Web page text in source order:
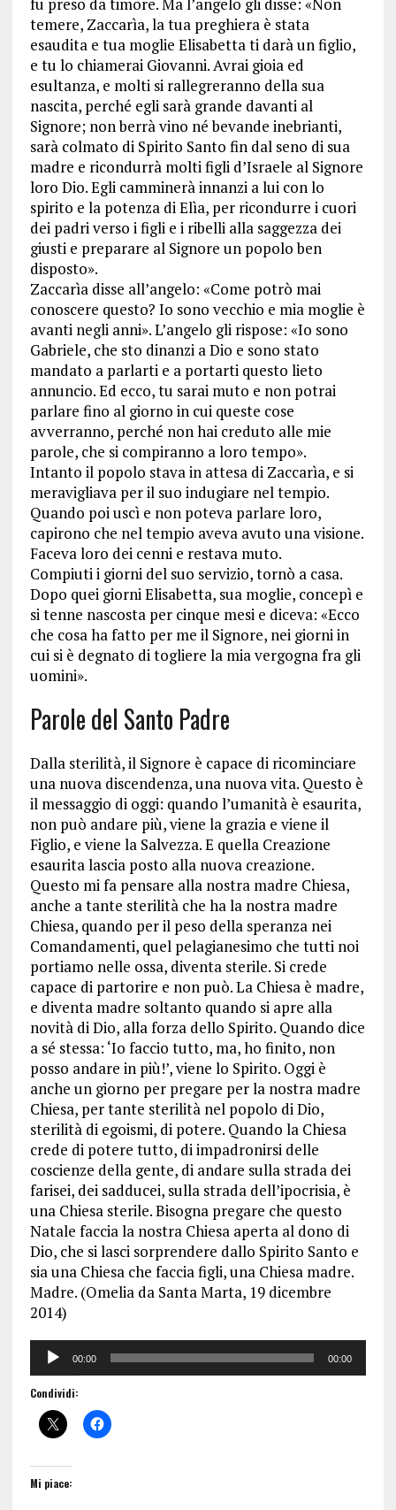
temere, Zaccarìa, la tua preghiera è stata
esaudita e tua moglie Elisabetta ti darà un figlio,
e tu lo chiamerai Giovanni. Avrai gioia ed
esultanza, e molti si rallegreranno della sua
nascita, perché egli sarà grande davanti al
Signore; non berrà vino né bevande inebrianti,
sarà colmato di Spirito Santo fin dal seno di sua
madre e ricondurrà molti figli d’Israele al Signore
loro Dio. Egli camminerà innanzi a lui con lo
spirito e la potenza di Elìa, per ricondurre i cuori
dei padri verso i figli e i ribelli alla saggezza dei
giusti e preparare al Signore un popolo ben
disposto».
Zaccarìa disse all’angelo: «Come potrò mai
conoscere questo? Io sono vecchio e mia moglie è
avanti negli anni». L’angelo gli rispose: «Io sono
Gabriele, che sto dinanzi a Dio e sono stato
mandato a parlarti e a portarti questo lieto
annuncio. Ed ecco, tu sarai muto e non potrai
parlare fino al giorno in cui queste cose
avverranno, perché non hai creduto alle mie
parole, che si compiranno a loro tempo».
Intanto il popolo stava in attesa di Zaccarìa, e si
meravigliava per il suo indugiare nel tempio.
Quando poi uscì e non poteva parlare loro,
capirono che nel tempio aveva avuto una visione.
Faceva loro dei cenni e restava muto.
Compiuti i giorni del suo servizio, tornò a casa.
Dopo quei giorni Elisabetta, sua moglie, concepì e
si tenne nascosta per cinque mesi e diceva: «Ecco
che cosa ha fatto per me il Signore, nei giorni in
cui si è degnato di togliere la mia vergogna fra gli
uomini».
Parole del Santo Padre
Dalla sterilità, il Signore è capace di ricominciare
una nuova discendenza, una nuova vita. Questo è
il messaggio di oggi: quando l’umanità è esaurita,
non può andare più, viene la grazia e viene il
Figlio, e viene la Salvezza. E quella Creazione
esaurita lascia posto alla nuova creazione.
Questo mi fa pensare alla nostra madre Chiesa,
anche a tante sterilità che ha la nostra madre
Chiesa, quando per il peso della speranza nei
Comandamenti, quel pelagianesimo che tutti noi
portiamo nelle ossa, diventa sterile. Si crede
capace di partorire e non può. La Chiesa è madre,
e diventa madre soltanto quando si apre alla
novità di Dio, alla forza dello Spirito. Quando dice
a sé stessa: ‘Io faccio tutto, ma, ho finito, non
posso andare in più!’, viene lo Spirito. Oggi è
anche un giorno per pregare per la nostra madre
Chiesa, per tante sterilità nel popolo di Dio,
sterilità di egoismi, di potere. Quando la Chiesa
crede di potere tutto, di impadronirsi delle
coscienze della gente, di andare sulla strada dei
farisei, dei sadducei, sulla strada dell’ipocrisia, è
una Chiesa sterile. Bisogna pregare che questo
Natale faccia la nostra Chiesa aperta al dono di
Dio, che si lasci sorprendere dallo Spirito Santo e
sia una Chiesa che faccia figli, una Chiesa madre.
Madre. (Omelia da Santa Marta, 19 dicembre
2014)
Audio
Player
00:00 00:00
Condividi:
Mi piace: